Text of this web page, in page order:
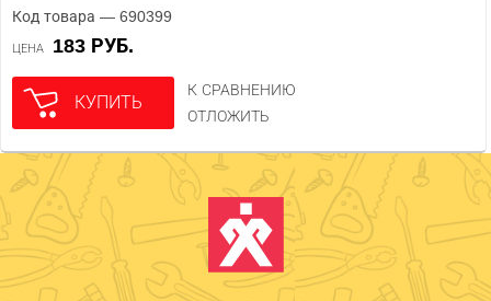
Код товара — 690399
ЦЕНА 183 РУБ.
КУПИТЬ
К СРАВНЕНИЮ
ОТЛОЖИТЬ